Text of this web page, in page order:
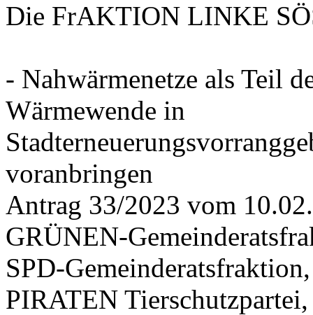
Die FrAKTION LINKE
- Nahwärmenetze als Teil
Wärmewende in
voranbringen
Antrag 33/2023 vom
GRÜNEN-
SPD-
PIRATEN Tierschutzpartei,